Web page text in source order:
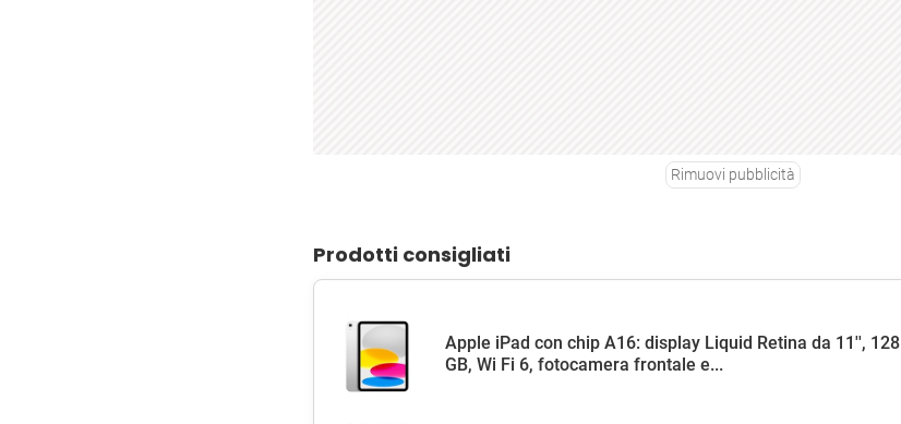
Rimuovi pubblicità
Prodotti consigliati
Apple iPad con chip A16: display Liquid Retina da 11'', 128
GB, Wi Fi 6, fotocamera frontale e...